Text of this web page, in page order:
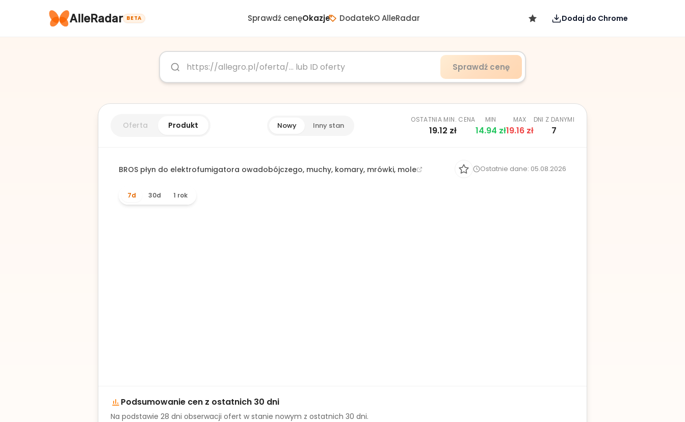
AlleRadar BETA Sprawdź cenęOkazje DodatekO AlleRadar Dodaj do Chrome
Sprawdź cenę
Oferta Produkt Nowy Inny stan
OSTATNIA MIN. CENA
19.12 zł
MIN
14.94 zł
MAX
19.16zł
DNI Z DANYMI
7
BROS płyn do elektrofumigatora owadobójczego, muchy, komary, mrówki, mole Ostatnie dane: 05.08.2026
7d 30d 1 rok
Podsumowanie cen z ostatnich 30 dni
Na podstawie 28 dni obserwacji ofert w stanie nowym z ostatnich 30 dni.